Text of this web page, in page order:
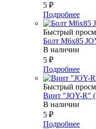
5 ₽
Подробнее
Быстрый
Болт М6х85
В наличии
5 ₽
Подробнее
Быстрый
Винт "JOY-R"
В наличии
5 ₽
Подробнее